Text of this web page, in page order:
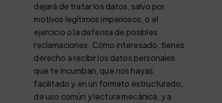
dejará de tratar los datos, salvo por
motivos legítimos imperiosos, o el
ejercicio o la defensa de posibles
reclamaciones. Cómo interesado, tienes
derecho a recibir los datos personales
que te incumban, que nos hayas
facilitado y en un formato estructurado,
de uso común y lectura mecánica, y a